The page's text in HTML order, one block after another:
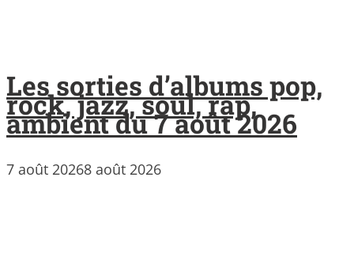
Les sorties d’albums pop,
rock, jazz, soul, rap,
ambient du 7 août 2026
7 août 20268 août 2026